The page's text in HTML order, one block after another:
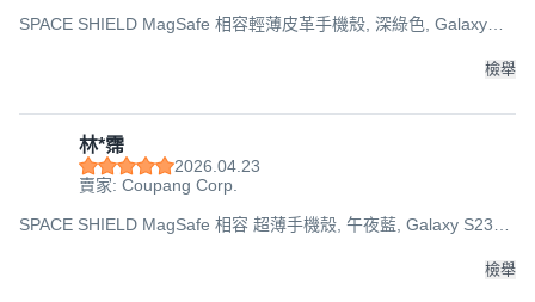
SPACE SHIELD MagSafe 相容輕薄皮革手機殼, 深綠色, Galaxy
檢舉
林*霈
2026.04.23
賣家: Coupang Corp.
SPACE SHIELD MagSafe 相容 超薄手機殼, 午夜藍, Galaxy S23
檢舉